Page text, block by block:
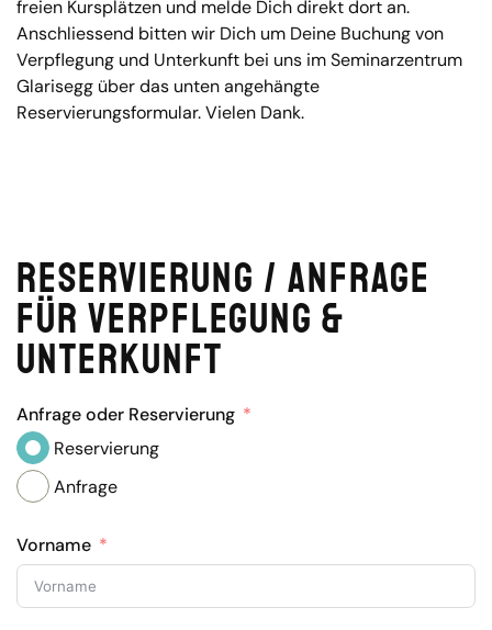
freien Kursplätzen und melde Dich direkt dort an.
Anschliessend bitten wir Dich um Deine Buchung von
Verpflegung und Unterkunft bei uns im Seminarzentrum
Glarisegg über das unten angehängte
Reservierungsformular. Vielen Dank.
Reservierung / Anfrage
für Verpflegung &
Unterkunft
Anfrage oder Reservierung
Reservierung
Anfrage
Vorname